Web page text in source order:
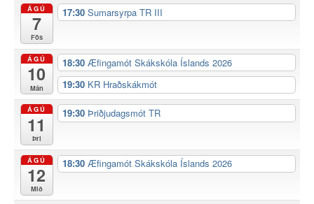
ÁGÚ
7
Fös
17:30 Sumarsyrpa TR III
ÁGÚ
10
Mán
18:30 Æfingamót Skákskóla Íslands 2026
19:30 KR Hraðskákmót
ÁGÚ
11
Þri
19:30 Þriðjudagsmót TR
ÁGÚ
12
Mið
18:30 Æfingamót Skákskóla Íslands 2026